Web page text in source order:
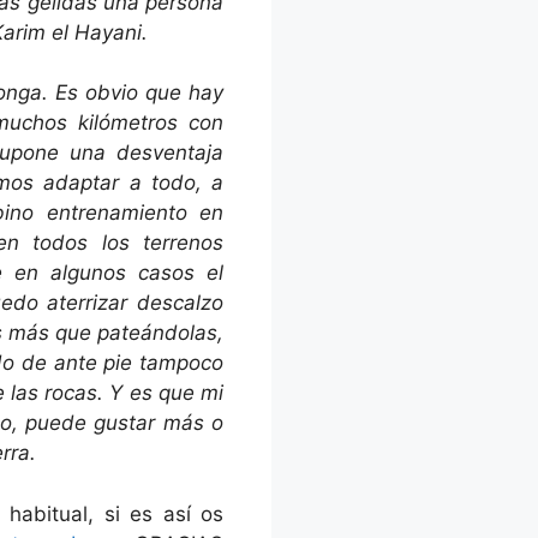
el Hayani.
Es obvio que hay
kilómetros con
una desventaja
adaptar a todo, a
entrenamiento en
todos los terrenos
en algunos casos el
aterrizar descalzo
que pateándolas,
de ante pie tampoco
rocas. Y es que mi
puede gustar más o
habitual, si es así os